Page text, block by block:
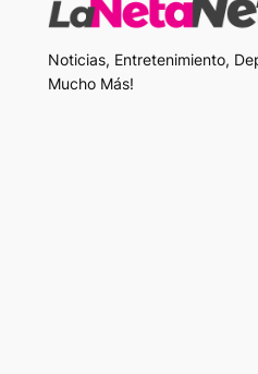
Noticias, Entretenimiento,
Mucho Más!